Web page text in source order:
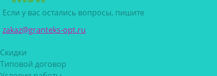
Если у вас остались вопросы, пишите
zakaz@granteks-opt.ru
Скидки
Типовой договор